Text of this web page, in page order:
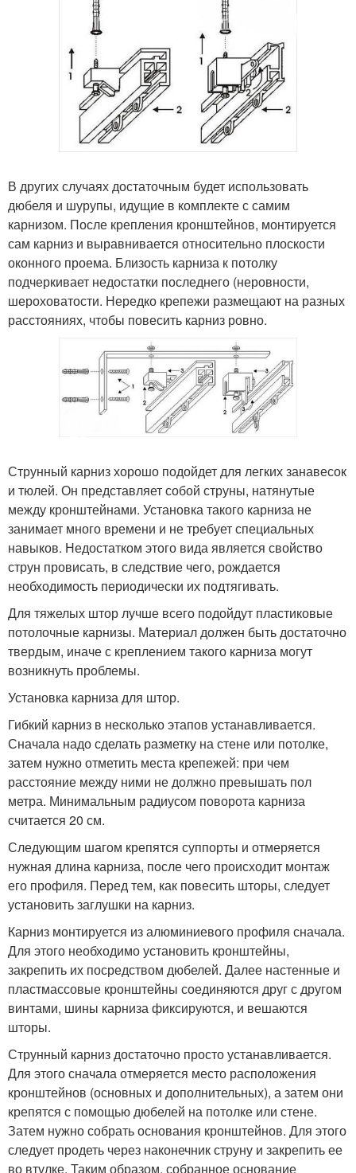
В других случаях достаточным будет использовать
дюбеля и шурупы, идущие в комплекте с самим
карнизом. После крепления кронштейнов, монтируется
сам карниз и выравнивается относительно плоскости
оконного проема. Близость карниза к потолку
подчеркивает недостатки последнего (неровности,
шероховатости. Нередко крепежи размещают на разных
расстояниях, чтобы повесить карниз ровно.
Струнный карниз хорошо подойдет для легких занавесок
и тюлей. Он представляет собой струны, натянутые
между кронштейнами. Установка такого карниза не
занимает много времени и не требует специальных
навыков. Недостатком этого вида является свойство
струн провисать, в следствие чего, рождается
необходимость периодически их подтягивать.
Для тяжелых штор лучше всего подойдут пластиковые
потолочные карнизы. Материал должен быть достаточно
твердым, иначе с креплением такого карниза могут
возникнуть проблемы.
Установка карниза для штор.
Гибкий карниз в несколько этапов устанавливается.
Сначала надо сделать разметку на стене или потолке,
затем нужно отметить места крепежей: при чем
расстояние между ними не должно превышать пол
метра. Минимальным радиусом поворота карниза
считается 20 см.
Следующим шагом крепятся суппорты и отмеряется
нужная длина карниза, после чего происходит монтаж
его профиля. Перед тем, как повесить шторы, следует
установить заглушки на карниз.
Карниз монтируется из алюминиевого профиля сначала.
Для этого необходимо установить кронштейны,
закрепить их посредством дюбелей. Далее настенные и
пластмассовые кронштейны соединяются друг с другом
винтами, шины карниза фиксируются, и вешаются
шторы.
Струнный карниз достаточно просто устанавливается.
Для этого сначала отмеряется место расположения
кронштейнов (основных и дополнительных), а затем они
крепятся с помощью дюбелей на потолке или стене.
Затем нужно собрать основания кронштейнов. Для этого
следует продеть через наконечник струну и закрепить ее
во втулке. Таким образом, собранное основание